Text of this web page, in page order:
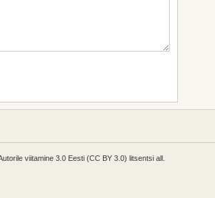
viitamine 3.0 Eesti (CC BY 3.0) litsentsi all.